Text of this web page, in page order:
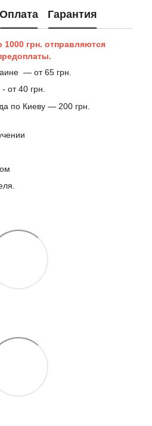
Оплата Гарантия
грн. отправляются
— от 65 грн.
от 40 грн.
по Киеву — 200 грн.